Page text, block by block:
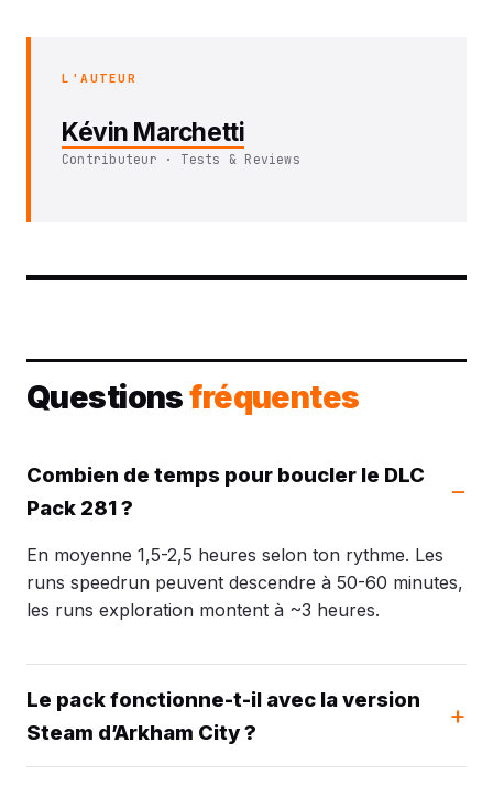
L'AUTEUR
Kévin Marchetti
Contributeur · Tests & Reviews
Questionsfréquentes
Combien de temps pour boucler le DLC
Pack 281 ?
En moyenne 1,5-2,5 heures selon ton rythme. Les
runs speedrun peuvent descendre à 50-60 minutes,
les runs exploration montent à ~3 heures.
Le pack fonctionne-t-il avec la version
Steam d’Arkham City ?